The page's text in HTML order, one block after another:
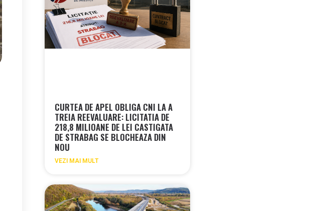
CURTEA DE APEL OBLIGA CNI LA A
TREIA REEVALUARE: LICITATIA DE
218,8 MILIOANE DE LEI CASTIGATA
DE STRABAG SE BLOCHEAZA DIN
NOU
VEZI MAI MULT